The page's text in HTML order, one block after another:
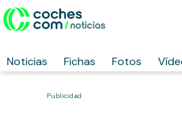
Noticias Fichas Fotos
Publicidad